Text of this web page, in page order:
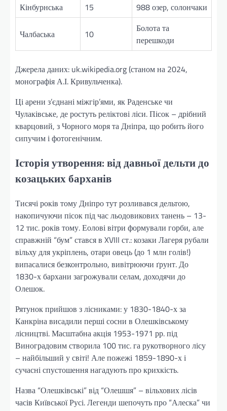
Кінбурнська
15 988 озер, солончаки
Чалбаська 10
Болота та
перешкоди
Джерела даних: uk.wikipedia.org (станом на 2024,
монографія А.І. Кривульченка).
Ці арени з’єднані міжгір’ями, як Раденське чи
Чулаківське, де ростуть реліктові ліси. Пісок – дрібний
кварцовий, з Чорного моря та Дніпра, що робить його
сипучим і фотогенічним.
Історія утворення: від давньої дельти до
козацьких барханів
Тисячі років тому Дніпро тут розливався дельтою,
накопичуючи пісок під час льодовикових танень – 13-
12 тис. років тому. Еолові вітри формували горби, але
справжній “бум” стався в XVIII ст.: козаки Лагеря рубали
вільху для укріплень, отари овець (до 1 млн голів!)
випасалися безконтрольно, вивітрюючи ґрунт. До
1830-х бархани загрожували селам, доходячи до
Олешок.
Рятунок прийшов з лісниками: у 1830-1840-х за
Канкріна висадили перші сосни в Олешківському
лісництві. Масштабна акція 1953-1971 рр. під
Виноградовим створила 100 тис. га рукотворного лісу
– найбільший у світі! Але пожежі 1859-1890-х і
сучасні спустошення нагадують про крихкість.
Назва “Олешківські” від “Олешшя” – вільхових лісів
часів Київської Русі. Легенди шепочуть про “Алеска” чи